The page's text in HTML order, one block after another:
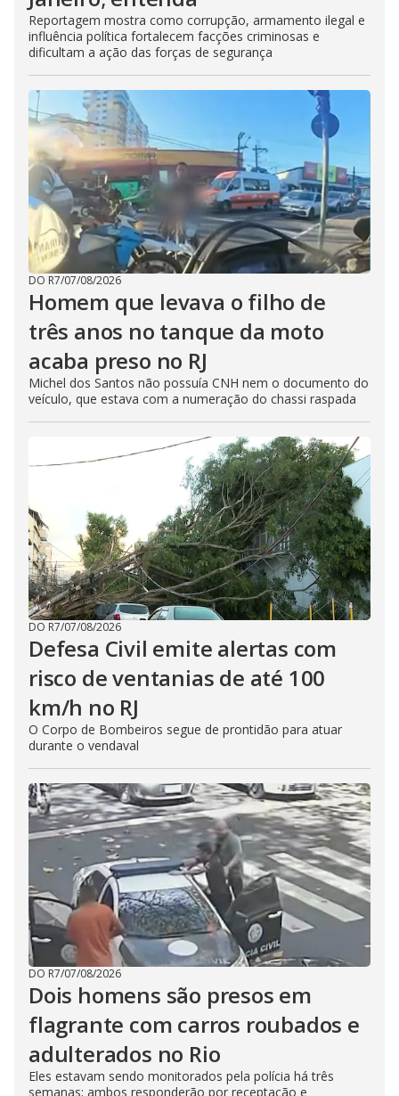
Reportagem mostra como corrupção, armamento ilegal e
influência política fortalecem facções criminosas e
dificultam a ação das forças de segurança
DO R7/07/08/2026
Homem que levava o filho de
três anos no tanque da moto
acaba preso no RJ
Michel dos Santos não possuía CNH nem o documento do
veículo, que estava com a numeração do chassi raspada
DO R7/07/08/2026
Defesa Civil emite alertas com
risco de ventanias de até 100
km/h no RJ
O Corpo de Bombeiros segue de prontidão para atuar
durante o vendaval
DO R7/07/08/2026
Dois homens são presos em
flagrante com carros roubados e
adulterados no Rio
Eles estavam sendo monitorados pela polícia há três
semanas; ambos responderão por receptação e